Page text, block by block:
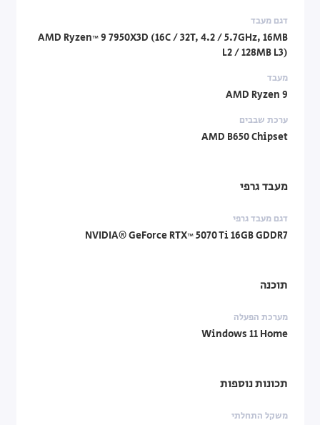
דגם מעבד
AMD Ryzen™ 9 7950X3D (16C / 32T, 4.2 / 5.7GHz, 16MB
L2 / 128MB L3)
מעבד
AMD Ryzen 9
ערכת שבבים
AMD B650 Chipset
מעבד גרפי
דגם מעבד גרפי
NVIDIA® GeForce RTX™ 5070 Ti 16GB GDDR7
תוכנה
מערכת הפעלה
Windows 11 Home
תכונות נוספות
משקל התחלתי